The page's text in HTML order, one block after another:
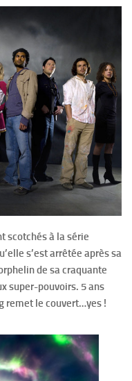
scotchés à la série
s’est arrêtée après sa
de sa craquante
super-pouvoirs. 5 ans
remet le couvert…yes !